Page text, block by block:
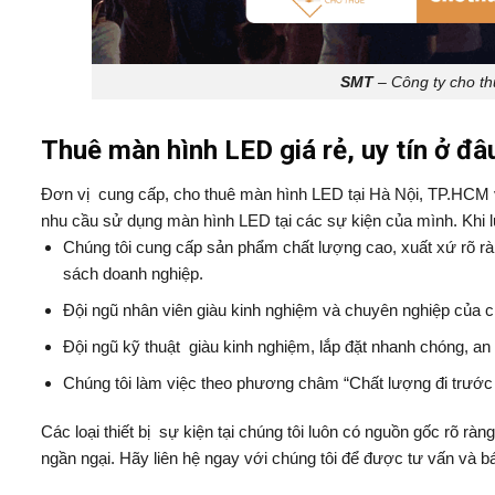
SMT– Công ty cho
Thuê màn hình LED giá rẻ, uy tín ở
Đơn vị cung cấp, cho thuê màn hình LED tại Hà Nội,
nhu cầu sử dụng màn hình LED tại các sự kiện của mình.
Chúng tôi cung cấp sản phẩm chất lượng cao, xuất xứ rõ
sách doanh nghiệp.
Đội ngũ nhân viên giàu kinh nghiệm và chuyên nghiệp
Đội ngũ kỹ thuật giàu kinh nghiệm, lắp đặt nhanh chóng, an
Chúng tôi làm việc theo phương châm “Chất lượng đi trước
Các loại thiết bị sự kiện tại chúng tôi luôn có nguồn gốc rõ
ngần ngại. Hãy liên hệ ngay với chúng tôi để được tư vấn và